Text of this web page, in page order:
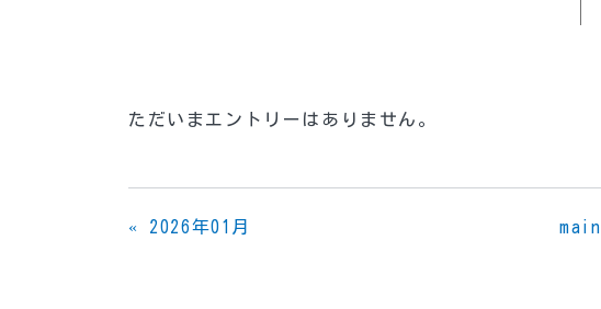
ただいまエントリーはありません。
« 2026年01月 main